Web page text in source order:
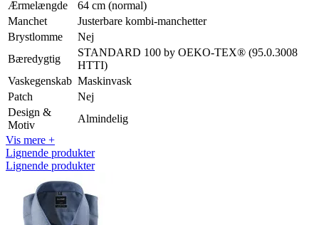
Ærmelængde
64 cm (normal)
Manchet
Justerbare kombi-manchetter
Brystlomme
Nej
Bæredygtig
STANDARD 100 by OEKO-TEX® (95.0.3008
HTTI)
Vaskegenskab Maskinvask
Patch
Nej
Design &
Motiv
Almindelig
Vis mere +
Lignende produkter
Lignende produkter